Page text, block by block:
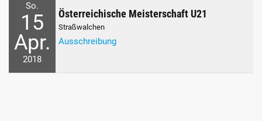
So.
15
Apr.
2018
Österreichische Meisterschaft U21
Straßwalchen
Ausschreibung